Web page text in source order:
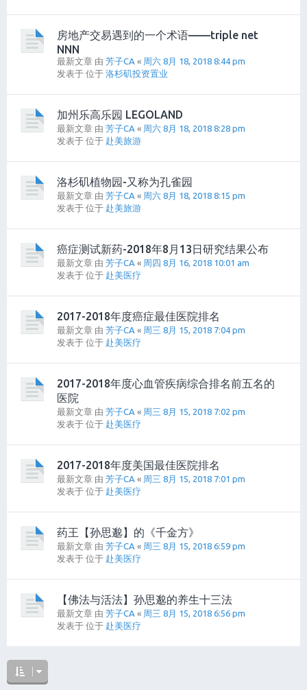
房地产交易遇到的一个术语——triple net
NNN
最新文章 由 芳子CA « 周六 8月 18, 2018 8:44 pm
发表于 位于 洛杉矶投资置业
加州乐高乐园 LEGOLAND
最新文章 由 芳子CA « 周六 8月 18, 2018 8:28 pm
发表于 位于 赴美旅游
洛杉矶植物园-又称为孔雀园
最新文章 由 芳子CA « 周六 8月 18, 2018 8:15 pm
发表于 位于 赴美旅游
癌症测试新药-2018年8月13日研究结果公布
最新文章 由 芳子CA « 周四 8月 16, 2018 10:01 am
发表于 位于 赴美医疗
2017-2018年度癌症最佳医院排名
最新文章 由 芳子CA « 周三 8月 15, 2018 7:04 pm
发表于 位于 赴美医疗
2017-2018年度心血管疾病综合排名前五名的
医院
最新文章 由 芳子CA « 周三 8月 15, 2018 7:02 pm
发表于 位于 赴美医疗
2017-2018年度美国最佳医院排名
最新文章 由 芳子CA « 周三 8月 15, 2018 7:01 pm
发表于 位于 赴美医疗
药王【孙思邈】的《千金方》
最新文章 由 芳子CA « 周三 8月 15, 2018 6:59 pm
发表于 位于 赴美医疗
【佛法与活法】孙思邈的养生十三法
最新文章 由 芳子CA « 周三 8月 15, 2018 6:56 pm
发表于 位于 赴美医疗